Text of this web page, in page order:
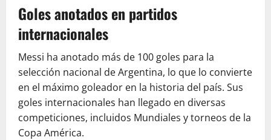
Goles anotados en partidos
internacionales
Messi ha anotado más de 100 goles para la
selección nacional de Argentina, lo que lo convierte
en el máximo goleador en la historia del país. Sus
goles internacionales han llegado en diversas
competiciones, incluidos Mundiales y torneos de la
Copa América.